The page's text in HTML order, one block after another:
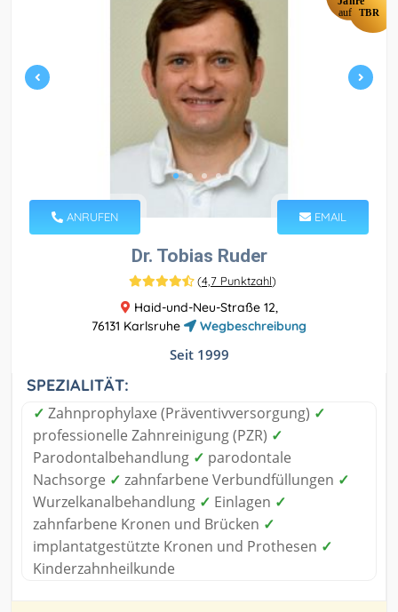
auf TBR
ANRUFEN EMAIL
Dr. Tobias Ruder
(4,7 Punktzahl)
Haid-und-Neu-Straße 12,
76131 Karlsruhe
Wegbeschreibung
Seit 1999
SPEZIALITÄT:
✓ Zahnprophylaxe (Präventivversorgung) ✓
professionelle Zahnreinigung (PZR) ✓
Parodontalbehandlung ✓ parodontale
Nachsorge ✓ zahnfarbene Verbundfüllungen ✓
Wurzelkanalbehandlung ✓ Einlagen ✓
zahnfarbene Kronen und Brücken ✓
implantatgestützte Kronen und Prothesen ✓
Kinderzahnheilkunde